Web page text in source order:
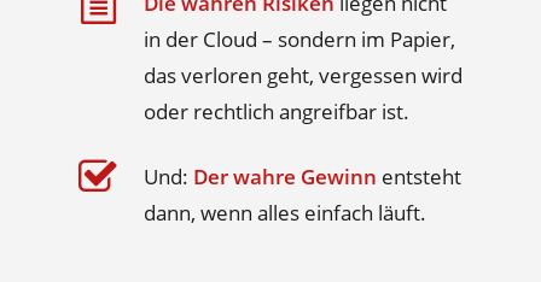
in der Cloud – sondern im Papier,
das verloren geht, vergessen wird
oder rechtlich angreifbar ist.
Und: Der wahre Gewinn entsteht
dann, wenn alles einfach läuft.